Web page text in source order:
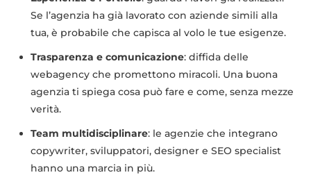
Se l’agenzia ha già lavorato con aziende simili alla
tua, è probabile che capisca al volo le tue esigenze.
Trasparenza e comunicazione: diffida delle
webagency che promettono miracoli. Una buona
agenzia ti spiega cosa può fare e come, senza mezze
verità.
Team multidisciplinare: le agenzie che integrano
copywriter, sviluppatori, designer e SEO specialist
hanno una marcia in più.